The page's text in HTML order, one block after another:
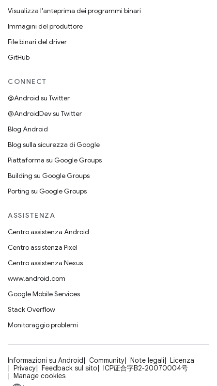
Visualizza l'anteprima dei programmi binari
Immagini del produttore
File binari del driver
GitHub
CONNECT
@Android su Twitter
@AndroidDev su Twitter
Blog Android
Blog sulla sicurezza di Google
Piattaforma su Google Groups
Building su Google Groups
Porting su Google Groups
ASSISTENZA
Centro assistenza Android
Centro assistenza Pixel
Centro assistenza Nexus
www.android.com
Google Mobile Services
Stack Overflow
Monitoraggio problemi
Informazioni su Android Community Note legali
Licenza
Privacy
Feedback sul sito
ICP证合字B2-20070004号
Manage cookies